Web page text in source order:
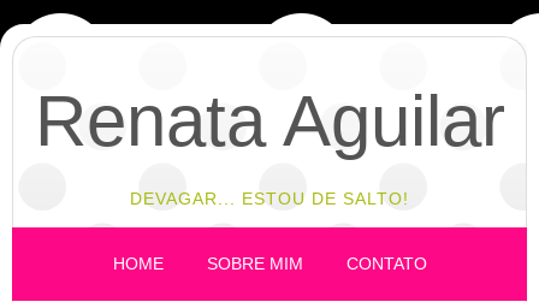
Renata Aguilar
DEVAGAR... ESTOU DE SALTO!
HOME SOBRE MIM CONTATO